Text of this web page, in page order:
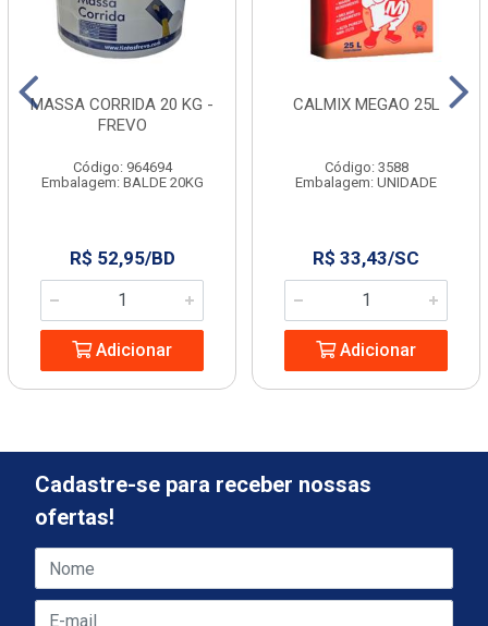
MASSA CORRIDA 20 KG -
FREVO
Código: 964694
Embalagem: BALDE 20KG
R$ 52,95/BD
Adicionar
CALMIX MEGAO 25L
Código: 3588
Embalagem: UNIDADE
R$ 33,43/SC
Adicionar
Cadastre-se para receber nossas
ofertas!